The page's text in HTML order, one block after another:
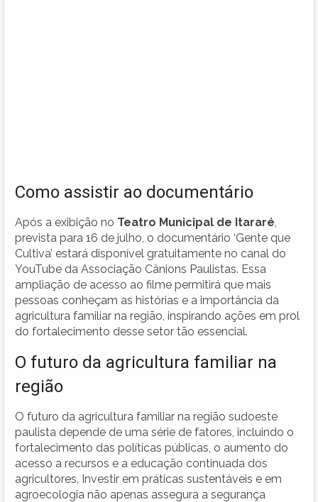
Como assistir ao documentário
Após a exibição no Teatro Municipal de Itararé
prevista para 16 de julho, o documentário ‘Gente que
Cultiva’ estará disponível gratuitamente no canal do
YouTube da Associação Cânions Paulistas. Essa
ampliação de acesso ao filme permitirá que mais
pessoas conheçam as histórias e a importância da
agricultura familiar na região, inspirando ações em prol
do fortalecimento desse setor tão essencial.
O futuro da agricultura familiar na
região
O futuro da agricultura familiar na região sudoeste
paulista depende de uma série de fatores, incluindo o
fortalecimento das políticas públicas, o aumento do
acesso a recursos e a educação continuada dos
agricultores. Investir em práticas sustentáveis e em
agroecologia não apenas assegura a segurança